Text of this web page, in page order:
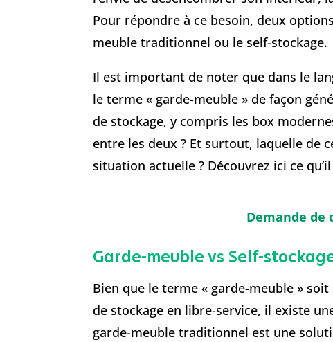
Pour répondre à ce besoin, deux
meuble traditionnel ou le self-stockage.
Il est important de noter que dans le
le terme « garde-meuble » de façon
de stockage, y compris les box
entre les deux ? Et surtout, laquelle de
situation actuelle ? Découvrez ici ce
Demande de
Garde-meuble vs Self-
Bien que le terme « garde-meuble »
de stockage en libre-service, il existe
garde-meuble traditionnel est une